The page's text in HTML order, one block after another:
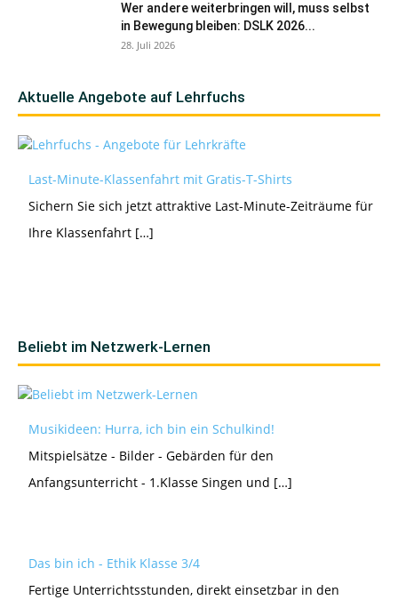
Wer andere weiterbringen will, muss selbst
in Bewegung bleiben: DSLK 2026...
28. Juli 2026
Aktuelle Angebote auf Lehrfuchs
Last-Minute-Klassenfahrt mit Gratis-T-Shirts
Sichern Sie sich jetzt attraktive Last-Minute-Zeiträume für
Ihre Klassenfahrt […]
Beliebt im Netzwerk-Lernen
Musikideen: Hurra, ich bin ein Schulkind!
Mitspielsätze - Bilder - Gebärden für den
Anfangsunterricht - 1.Klasse Singen und […]
Das bin ich - Ethik Klasse 3/4
Fertige Unterrichtsstunden, direkt einsetzbar in den